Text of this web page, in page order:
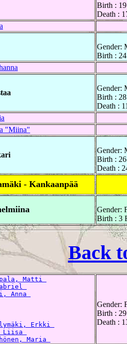
Birth :
Death :
Gender:
Birth :
Gender:
Birth :
Death :
"Miina"
Gender:
Birth :
Death :
- Kankaanpää
Gender:
Birth : 3
Back
Matti
Anna
Erkki
Liisa
Maria
Gender:
Birth :
Death :